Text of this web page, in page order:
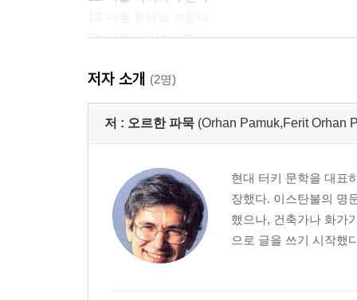
14. 나를올리브라 부른다
16. 나는, 셰큐레
17. 나는 여러분의 에니시테요
18. 나를 살인자라고 부를 것이다
21. 나는 여러분의 에니시테요
22. 내 이름은 카라
23. 나를 살인자라고 부를 것이다
24. 나는 죽음이다
25. 저는 에스테르랍니다
저자 소개 (2명)
저 : 오르한 파묵 (Orhan Pamuk,Ferit Orhan
현대 터키 문학을 대표
장했다. 이스탄불의 명
했으나, 건축가나 화가
으로 글을 쓰기 시작했